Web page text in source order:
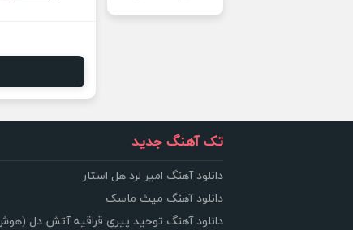
تک آهنگ جدید
دانلود آهنگ امیر لرد هل استار
دانلود آهنگ میث ماسک
دانلود آهنگ توحید پیری قراقیه آتش دل